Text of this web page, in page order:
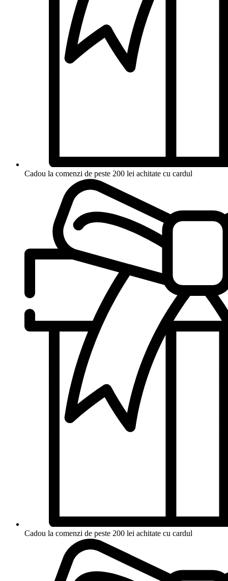
Cadou la comenzi de peste 200 lei achitate cu cardul
Cadou la comenzi de peste 200 lei achitate cu cardul